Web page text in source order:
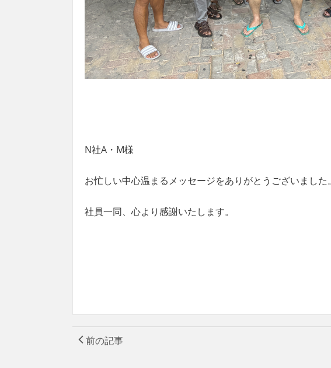
N社A・ M様
お忙しい中心温まるメッセージをありがとうございました。
社員一同、心より感謝いたします。
前の記事